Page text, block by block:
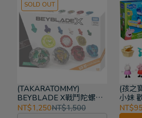
SOLD OUT
(TAKARATOMMY)
BEYBLADE X戰鬥陀螺
UX-10 騎士圓甲改造組
NT$1,250NT$1,500
(孩之
小妹